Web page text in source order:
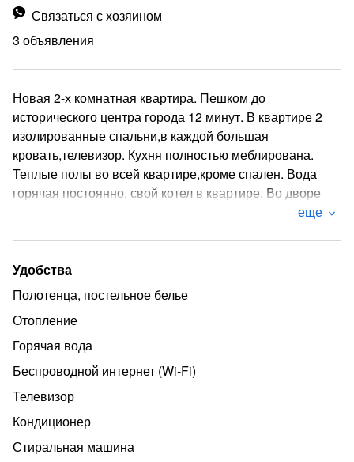
Связаться с хозяином
3 объявления
Новая 2-х комнатная квартира. Пешком до
исторического центра города 12 минут. В квартире 2
изолированные спальни,в каждой большая
кровать,телевизор. Кухня полностью меблирована.
Теплые полы во всей квартире,кроме спален. Вода
горячая постоянно, свой котел в квартире. Во дворе
дома детская и тренажерная площадки. Парковкаеще
Удобства
Полотенца, постельное белье
Отопление
Горячая вода
Беспроводной интернет (Wi‑Fi)
Телевизор
Кондиционер
Стиральная машина